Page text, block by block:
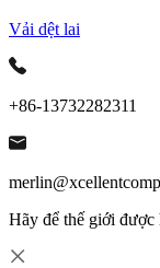
Vải dệt lai
+86-13732282311
Hãy để thế giới